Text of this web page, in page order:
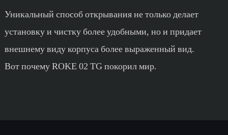
Уникальный способ открывания не только делает
установку и чистку более удобными, но и придает
внешнему виду корпуса более выраженный вид.
Вот почему ROKE 02 TG покорил мир.